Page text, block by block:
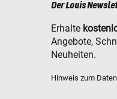
Der Louis
Erhalte
Angebote,
Neuheiten.
Hinweis zum